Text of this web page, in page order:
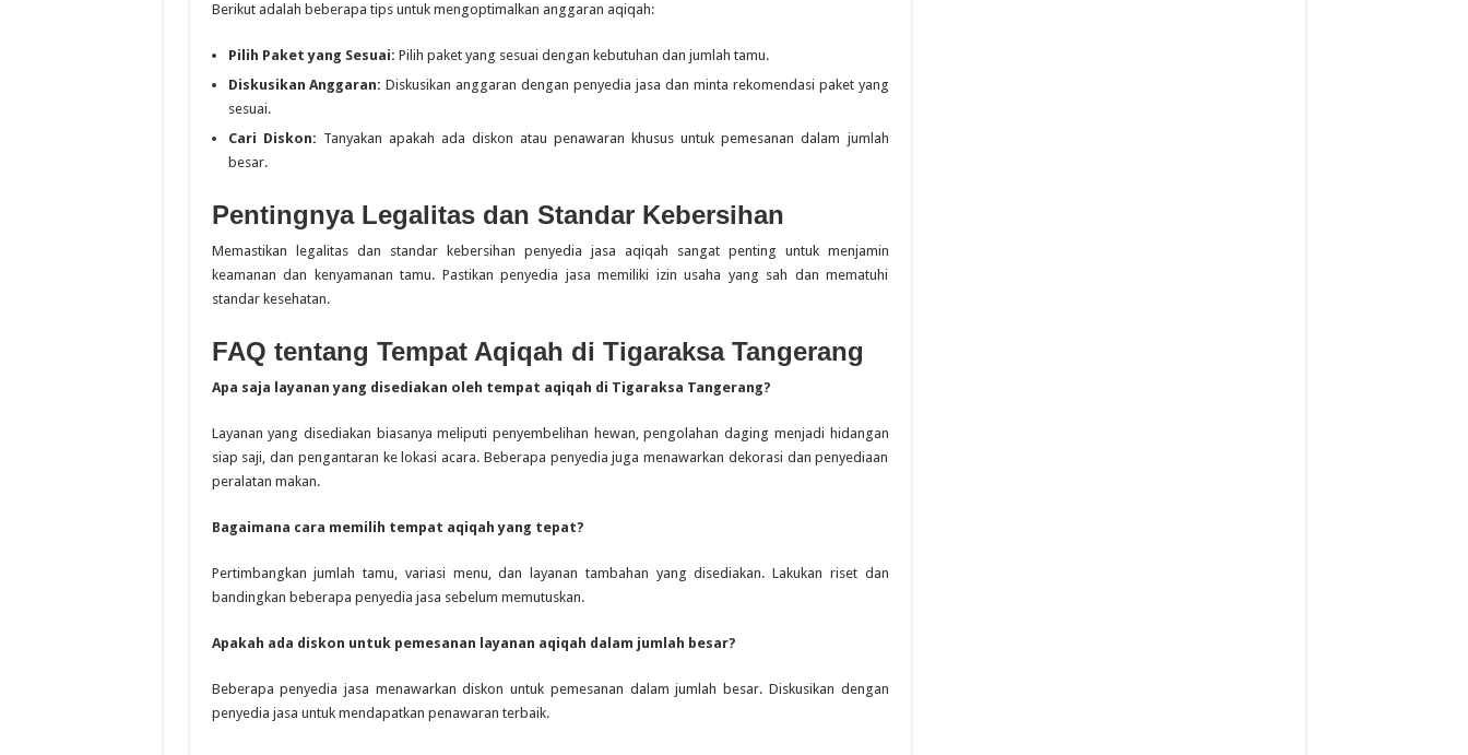
Berikut adalah beberapa tips untuk mengoptimalkan anggaran aqiqah:
Pilih Paket yang Sesuai: Pilih paket yang sesuai dengan kebutuhan dan jumlah tamu.
Diskusikan Anggaran: Diskusikan anggaran dengan penyedia jasa dan minta rekomendasi paket yang
sesuai.
Cari Diskon: Tanyakan apakah ada diskon atau penawaran khusus untuk pemesanan dalam jumlah
besar.
Pentingnya Legalitas dan Standar Kebersihan
Memastikan legalitas dan standar kebersihan penyedia jasa aqiqah sangat penting untuk menjamin
keamanan dan kenyamanan tamu. Pastikan penyedia jasa memiliki izin usaha yang sah dan mematuhi
standar kesehatan.
FAQ tentang Tempat Aqiqah di Tigaraksa Tangerang
Apa saja layanan yang disediakan oleh tempat aqiqah di Tigaraksa Tangerang?
Layanan yang disediakan biasanya meliputi penyembelihan hewan, pengolahan daging menjadi hidangan
siap saji, dan pengantaran ke lokasi acara. Beberapa penyedia juga menawarkan dekorasi dan penyediaan
peralatan makan.
Bagaimana cara memilih tempat aqiqah yang tepat?
Pertimbangkan jumlah tamu, variasi menu, dan layanan tambahan yang disediakan. Lakukan riset dan
bandingkan beberapa penyedia jasa sebelum memutuskan.
Apakah ada diskon untuk pemesanan layanan aqiqah dalam jumlah besar?
Beberapa penyedia jasa menawarkan diskon untuk pemesanan dalam jumlah besar. Diskusikan dengan
penyedia jasa untuk mendapatkan penawaran terbaik.